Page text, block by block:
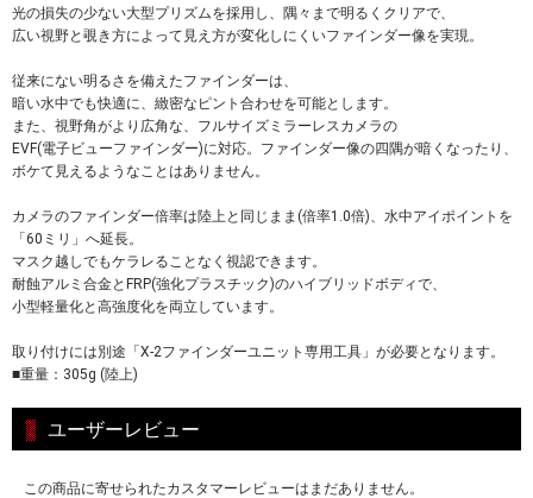
光の損失の少ない大型プリズムを採用し、隅々まで明るくクリアで、
広い視野と覗き方によって見え方が変化しにくいファインダー像を実現。
従来にない明るさを備えたファインダーは、
暗い水中でも快適に、緻密なピント合わせを可能とします。
また、視野角がより広角な、フルサイズミラーレスカメラの
EVF(電子ビューファインダー)に対応。ファインダー像の四隅が暗くなったり、
ボケて見えるようなことはありません。
カメラのファインダー倍率は陸上と同じまま(倍率1.0倍)、水中アイポイントを
「60ミリ」へ延長。
マスク越しでもケラレることなく視認できます。
耐蝕アルミ合金とFRP(強化プラスチック)のハイブリッドボディで、
小型軽量化と高強度化を両立しています。
取り付けには別途「X-2ファインダーユニット専用工具」が必要となります。
■重量：305g (陸上)
ユーザーレビュー
この商品に寄せられたカスタマーレビューはまだありません。